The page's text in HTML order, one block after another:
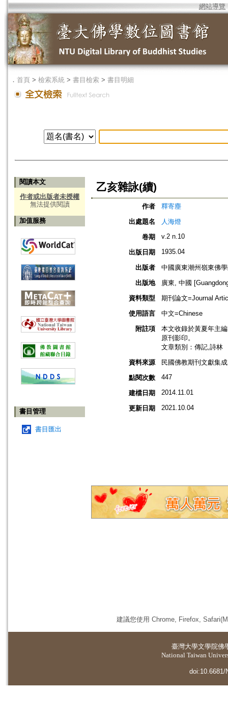
網站導覽
． 首頁 > 檢索系統 > 書目檢索 > 書目明細
閱讀本文
作者或出版者未授權
無法提供閱讀
加值服務
書目管理
書目匯出
乙亥雜詠(續)
作者
釋寄塵
出處題名
人海燈
卷期
v.2 n.10
出版日期 1935.04
出版者
中國廣東潮州嶺東佛
出版地
廣東, 中國
資料類型
期刊論文=Journal
使用語言
中文=Chinese
附註項
本文收錄於黃夏年主
原刊影印。
文章類別：傳記,詩林
資料來源
民國佛教期刊文獻集
點閱次數
447
建檔日期 2014.11.01
更新日期 2021.10.04
建議您使用 Chrome, Firefox,
臺灣大學文學院佛
National Taiwan
doi:10.6681/